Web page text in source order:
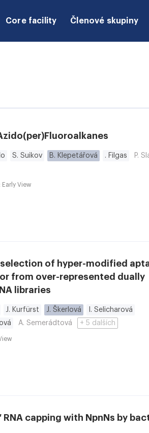
Core facility Členové skupiny
S. Suikov B. Klepetářová . Filgas
P.
: Early View
of hyper-modified
from over-represented dually
libraries
J. Kurfürst J. Škerlová
I. Selicharová
A. Semerádtová + 5 dalších
RNA capping with NpnNs by